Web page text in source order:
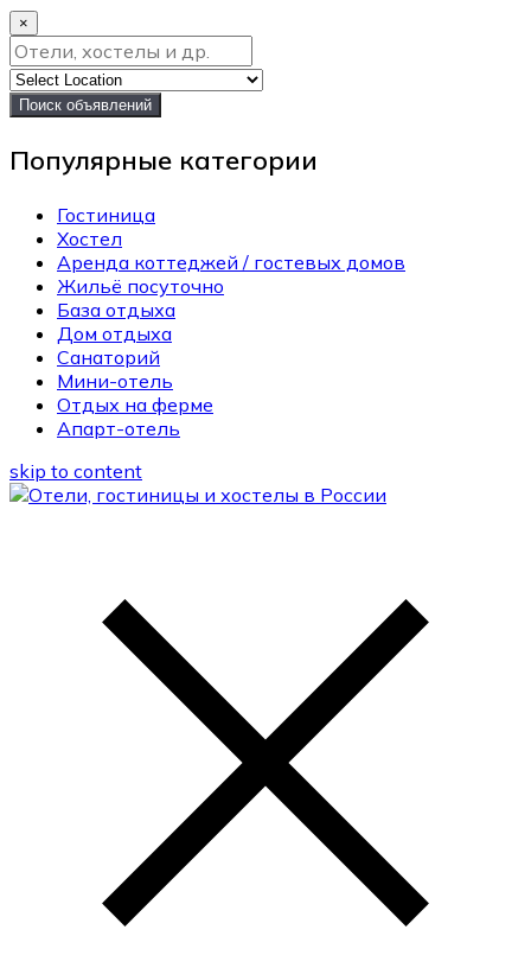
×
Поиск объявлений
Популярные категории
Гостиница
Хостел
Аренда коттеджей / гостевых домов
Жильё посуточно
База отдыха
Дом отдыха
Санаторий
Мини-отель
Отдых на ферме
Апарт-отель
skip to content